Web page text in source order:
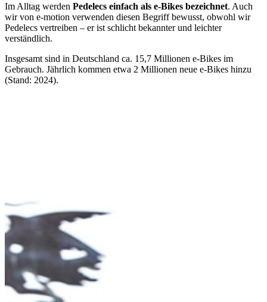
Im Alltag werden Pedelecs einfach als e-Bikes bezeichnet. Auch
wir von e-motion verwenden diesen Begriff bewusst, obwohl wir
Pedelecs vertreiben – er ist schlicht bekannter und leichter
verständlich.
Insgesamt sind in Deutschland ca. 15,7 Millionen e-Bikes im
Gebrauch. Jährlich kommen etwa 2 Millionen neue e-Bikes hinzu
(Stand: 2024).